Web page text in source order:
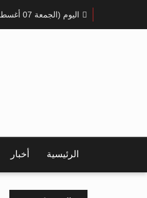
اليوم (الجمعة 07 أغسطس 2026)
الرئيسية أخبار